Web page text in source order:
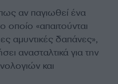
αν παγιωθεί ένα
οποίο «απαιτούνται
αμυντικές δαπάνες»,
ανασταλτικά για την
και